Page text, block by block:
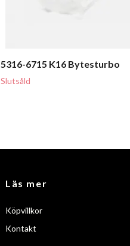
5316-6715 K16 Bytesturbo
Slutsåld
Läs mer
Köpvillkor
Kontakt